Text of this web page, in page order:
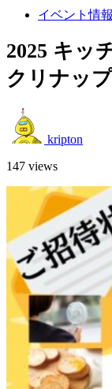
イベント情報
2025 キッ
クリナップ
kripton
147 views